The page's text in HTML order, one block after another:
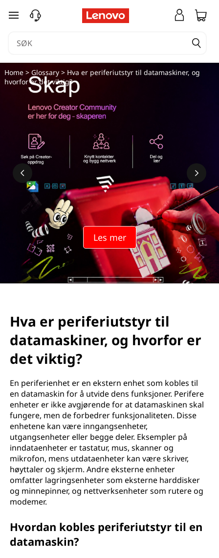
H
e
u
n
gå til hovedinnhold
Les mer
Home> Glossary> Hva er periferiutstyr til datamaskiner, og
hvorfor er det viktig?
Hva er periferiutstyr til
datamaskiner, og hvorfor er
det viktig?
En periferienhet er en ekstern enhet som kobles til
en datamaskin for å utvide dens funksjoner. Perifere
enheter er ikke avgjørende for at datamaskinen skal
fungere, men de forbedrer funksjonaliteten. Disse
enhetene kan være inngangsenheter,
utgangsenheter eller begge deler. Eksempler på
inndataenheter er tastatur, mus, skanner og
mikrofon, mens utdataenheter kan være skriver,
høyttaler og skjerm. Andre eksterne enheter
omfatter lagringsenheter som eksterne harddisker
og minnepinner, og nettverksenheter som rutere og
modemer.
Hvordan kobles periferiutstyr til en
datamaskin?